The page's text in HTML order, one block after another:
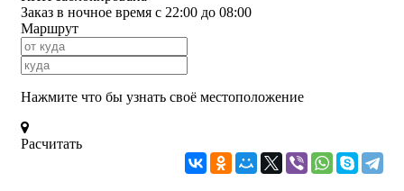
Заказ в ночное время с 22:00 до 08:00
Маршрут
Нажмите что бы узнать своё местоположение
Расчитать